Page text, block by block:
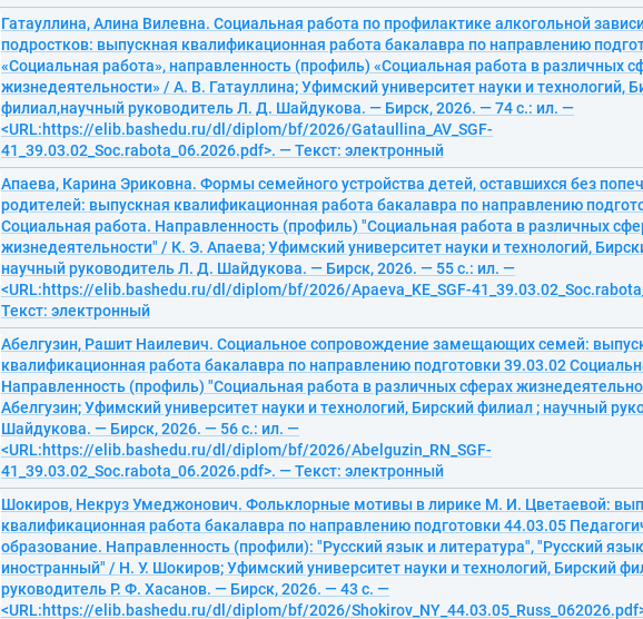
Гатауллина, Алина Вилевна. Социальная работа по профилактике алкогольной
подростков: выпускная квалификационная работа бакалавра по направлению
«Социальная работа», направленность (профиль) «Социальная работа в различных
жизнедеятельности» / А. В. Гатауллина; Уфимский университет науки и технологий,
филиал,научный руководитель Л. Д. Шайдукова. — Бирск, 2026. — 74 с.: ил. —
<URL:https://elib.bashedu.ru/dl/diplom/bf/2026/Gataullina_AV_SGF-
41_39.03.02_Soc.rabota_06.2026.pdf>. — Текст: электронный
Апаева, Карина Эриковна. Формы семейного устройства детей, оставшихся без
родителей: выпускная квалификационная работа бакалавра по направлению
Социальная работа. Направленность (профиль) "Социальная работа в различных
жизнедеятельности" / К. Э. Апаева; Уфимский университет науки и технологий,
научный руководитель Л. Д. Шайдукова. — Бирск, 2026. — 55 с.: ил. —
<URL:https://elib.bashedu.ru/dl/diplom/bf/2026/Apaeva_KE_SGF-
Текст: электронный
Абелгузин, Рашит Наилевич. Социальное сопровождение замещающих семей:
квалификационная работа бакалавра по направлению подготовки 39.03.02
Направленность (профиль) "Социальная работа в различных сферах
Абелгузин; Уфимский университет науки и технологий, Бирский филиал ; научный
Шайдукова. — Бирск, 2026. — 56 с.: ил. —
<URL:https://elib.bashedu.ru/dl/diplom/bf/2026/Abelguzin_RN_SGF-
41_39.03.02_Soc.rabota_06.2026.pdf>. — Текст: электронный
Шокиров, Некруз Умеджонович. Фольклорные мотивы в лирике М. И. Цветаевой:
квалификационная работа бакалавра по направлению подготовки 44.03.05
образование. Направленность (профили): "Русский язык и литература", "Русский
иностранный" / Н. У. Шокиров; Уфимский университет науки и технологий, Бирский
руководитель Р. Ф. Хасанов. — Бирск, 2026. — 43 с. —
<URL:https://elib.bashedu.ru/dl/diplom/bf/2026/